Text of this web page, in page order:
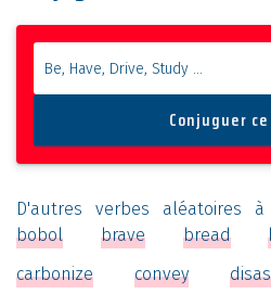
D'autres verbes aléatoires
bobol
brave bread
carbonize
convey